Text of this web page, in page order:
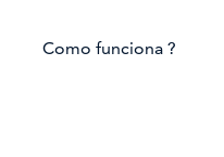
Como funciona ?